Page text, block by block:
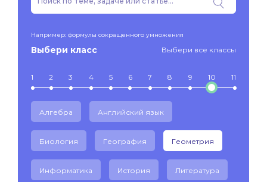
Например: формулы сокращенного умножения
Выбери класс Выбери все классы
1 2 3 4 5 6 7 8 9 10 11
Алгебра Английский язык
Биология География Геометрия
Информатика История Литература